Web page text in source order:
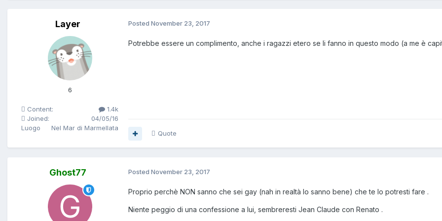
Layer
6
Content:
1.4k
Joined:
04/05/16
Luogo
Nel Mar di Marmellata
Posted November 23, 2017
Potrebbe essere un complimento, anche i ragazzi etero se li fanno in questo modo (a me è
Quote
Ghost77 Posted November 23, 2017
Proprio perchè NON sanno che sei gay (nah in realtà lo sanno bene) che te lo potresti fare .
Niente peggio di una confessione a lui, sembreresti Jean Claude con Renato .